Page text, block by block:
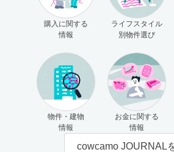
購入に関する
情報
ライフスタイル
別物件選び
物件・建物
情報
お金に関する
情報
cowcamo JOURNAL